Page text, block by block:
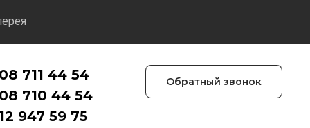
711 44 54
710 44 54
947 59 75
Обратный звонок